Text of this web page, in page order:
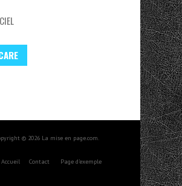
© 2026 La mise en page.com.
Accueil Contact Page d’exemple